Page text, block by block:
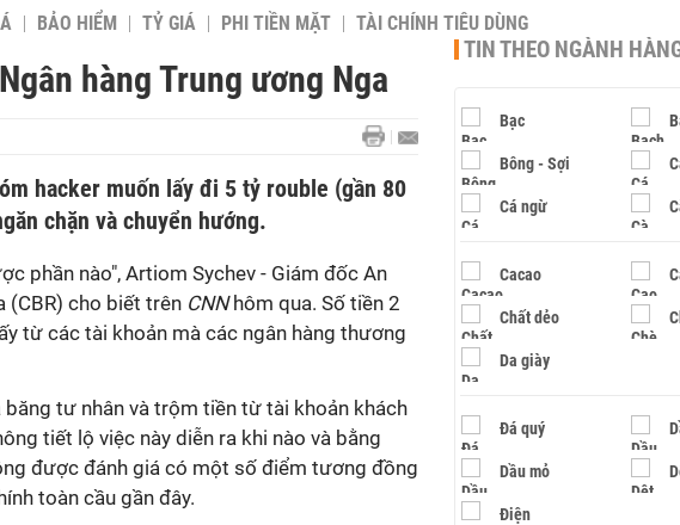
BẢO HIỂM TỶ GIÁ PHI TIỀN MẶT TÀI CHÍNH TIÊU DÙNG
hàng Trung ương Nga
hacker muốn lấy đi 5 tỷ rouble (gần 80
chặn và chuyển hướng.
phần nào", Artiom Sychev - Giám đốc An
(CBR) cho biết trên CNNhôm qua. Số tiền 2
từ các tài khoản mà các ngân hàng thương
tư nhân và trộm tiền từ tài khoản khách
tiết lộ việc này diễn ra khi nào và bằng
được đánh giá có một số điểm tương đồng
toàn cầu gần đây.
TIN THEO NGÀNH
Bạc
Bông - Sợi
Cá ngừ
Cacao
Chất dẻo
Da giày
Đá quý
Dầu mỏ
Điện